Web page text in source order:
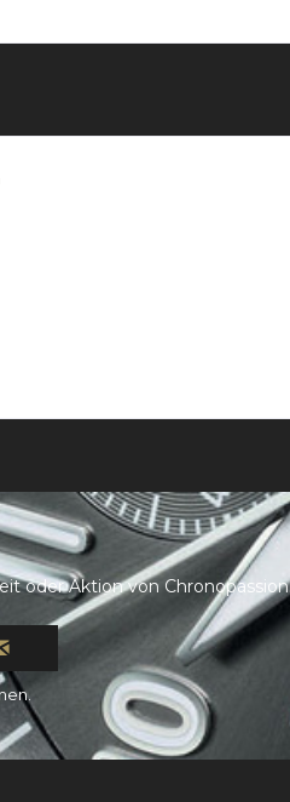
oder Aktion von